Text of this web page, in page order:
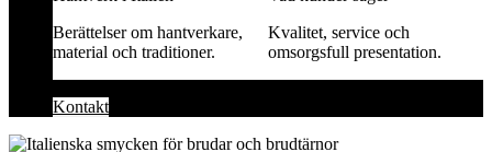
Berättelser om hantverkare,
material och traditioner.
Kvalitet, service och
omsorgsfull presentation.
Kontakt